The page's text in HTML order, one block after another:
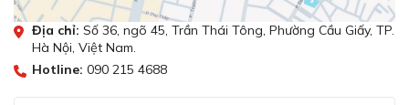
Địa chỉ: Số 36, ngõ 45, Trần Thái Tông, Phường Cầu Giấy, TP.
Hà Nội, Việt Nam.
Hotline: 090 215 4688